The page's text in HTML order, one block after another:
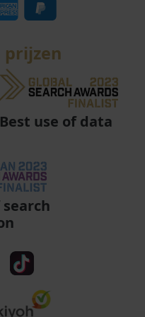
prijzen
Best use of data